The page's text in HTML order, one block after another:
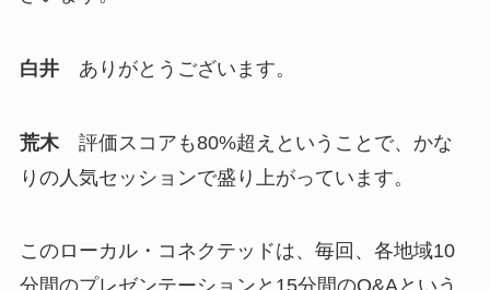
白井ありがとうございます。
荒木評価スコアも80%超えということで、かな
りの人気セッションで盛り上がっています。
このローカル・コネクテッドは、毎回、各地域10